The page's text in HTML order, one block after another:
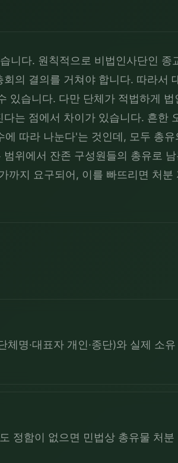
니다. 원칙적으로 비법인사단인 종
의 결의를 거쳐야 합니다. 따라서
있습니다. 다만 단체가 적법하게 법
는 점에서 차이가 있습니다. 흔한
따라 나눈다'는 것인데, 모두 총유
위에서 잔존 구성원들의 총유로 남
까지 요구되어, 이를 빠뜨리면 처분
명·대표자 개인·종단)와 실제 소
정함이 없으면 민법상 총유물 처분